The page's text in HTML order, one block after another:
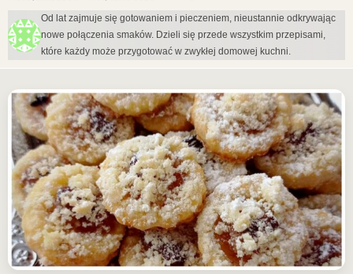
Od lat zajmuje się gotowaniem i pieczeniem, nieustannie odkrywając
nowe połączenia smaków. Dzieli się przede wszystkim przepisami,
które każdy może przygotować w zwykłej domowej kuchni.